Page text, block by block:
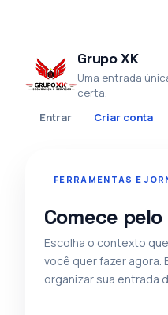
Grupo XK
Uma entrada
certa.
Entrar
Criar conta
FERRAMENTAS E
Comece
Escolha o contexto
você quer fazer agora.
organizar sua entrada